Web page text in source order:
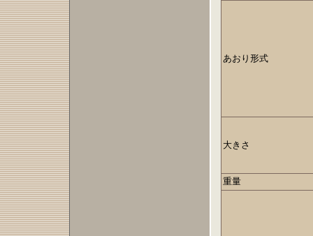
あおり形式
大きさ
重量